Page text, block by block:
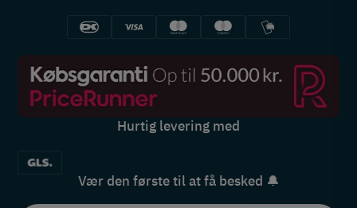
Hurtig levering med
Vær den første til at få besked 🔔